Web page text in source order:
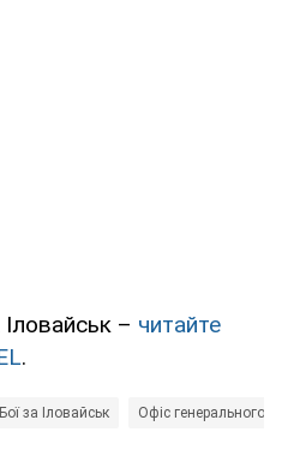
– читайте
.
Бої за Іловайськ Офіс генерального